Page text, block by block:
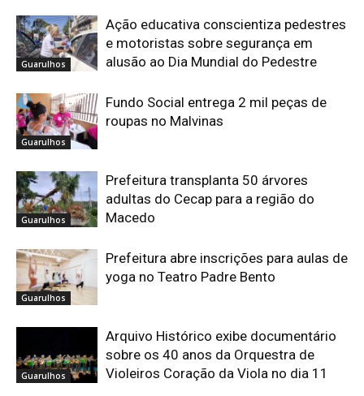
Guarulhos
Ação educativa conscientiza pedestres
e motoristas sobre segurança em
alusão ao Dia Mundial do Pedestre
Guarulhos
Fundo Social entrega 2 mil peças de
roupas no Malvinas
Guarulhos
Prefeitura transplanta 50 árvores
adultas do Cecap para a região do
Macedo
Guarulhos
Prefeitura abre inscrições para aulas de
yoga no Teatro Padre Bento
Guarulhos
Arquivo Histórico exibe documentário
sobre os 40 anos da Orquestra de
Violeiros Coração da Viola no dia 11